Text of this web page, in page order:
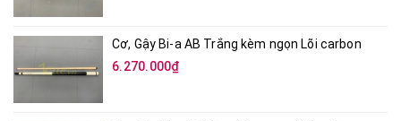
Cơ, Gậy Bi-a AB Trắng kèm ngọn Lõi carbon
6.270.000₫